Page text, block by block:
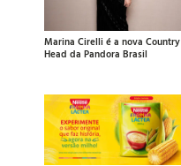
Marina Cirelli é a nova Country
Head da Pandora Brasil